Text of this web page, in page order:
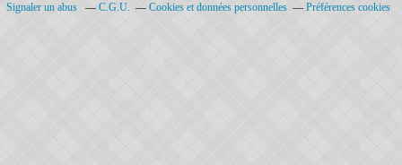
Signaler un abus C.G.U. Cookies et données personnelles Préférences cookies